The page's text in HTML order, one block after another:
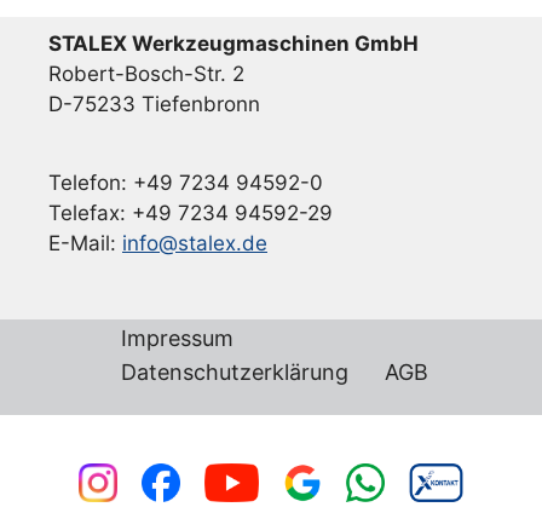
STALEX Werkzeugmaschinen GmbH
Robert-Bosch-Str. 2
D-75233 Tiefenbronn
Telefon: +49 7234 94592-0
Telefax: +49 7234 94592-29
E-Mail: info@stalex.de
Impressum
Datenschutzerklärung
AGB